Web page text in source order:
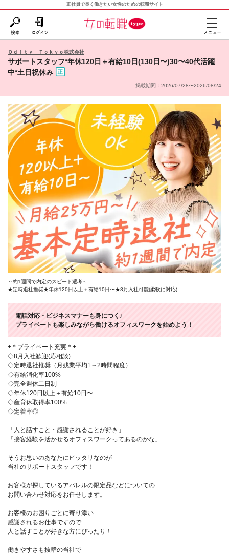
正社員で長く働きたい女性のための転職サイト
Ｏｄｉｔｙ Ｔｏｋｙｏ株式会社
サポートスタッフ*年休120日＋有給10日(130日〜)30〜40代活躍
中*土日祝休み
掲載期間：2026/07/28〜2026/08/24
～約1週間で内定のスピード選考～
★定時退社推奨★年休120日以上＋有給10日〜★8月入社可能(柔軟に対応)
電話対応・ビジネスマナーも身につく♪
プライベートも楽しみながら働けるオフィスワークを始めよう！
+＊プライベート充実＊+
◇8月入社歓迎(応相談)
◇定時退社推奨（月残業平均1～2時間程度）
◇有給消化率100%
◇完全週休二日制
◇年休120日以上＋有給10日〜
◇産育休取得率100%
◇定着率◎
「人と話すこと・感謝されることが好き」
「接客経験を活かせるオフィスワークってあるのかな」
そうお思いのあなたにピッタリなのが
当社のサポートスタッフです！
お客様が探しているアパレルの限定品などについての
お問い合わせ対応をお任せします。
お客様のお困りごとに寄り添い
感謝されるお仕事ですので
人と話すことが好きな方にぴったり！
働きやすさも抜群の当社で